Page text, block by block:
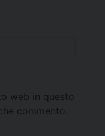
web in questo
commento.